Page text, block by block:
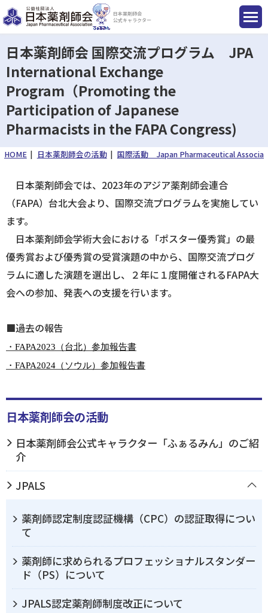
日本薬剤師会
公式キャラクター
国民のみなさまへ
薬剤師のみなさまへ
薬剤師を目指す方へ
入会のご案内
日本薬剤師会 国際交流プログラム JPA
International Exchange
Program（Promoting the
Participation of Japanese
Pharmacists in the FAPA Congress)
HOME 日本薬剤師会の活動 国際活動 Japan Pharmaceutical
日本薬剤師会では、2023年のアジア薬剤師会連合
（FAPA）台北大会より、国際交流プログラムを実施してい
ます。
日本薬剤師会学術大会における「ポスター優秀賞」の最
優秀賞および優秀賞の受賞演題の中から、国際交流プログ
ラムに適した演題を選出し、２年に１度開催されるFAPA大
会への参加、発表への支援を行います。
■過去の報告
・FAPA2023（台北）参加報告書
・FAPA2024 （ソウル）参加報告書
日本薬剤師会の活動
日本薬剤師会公式キャラクター「ふぁるみん」のご紹
介
JPALS
薬剤師認定制度認証機構（CPC）の認証取得につい
て
薬剤師に求められるプロフェッショナルスタンダー
ド（PS）について
JPALS認定薬剤師制度改正について